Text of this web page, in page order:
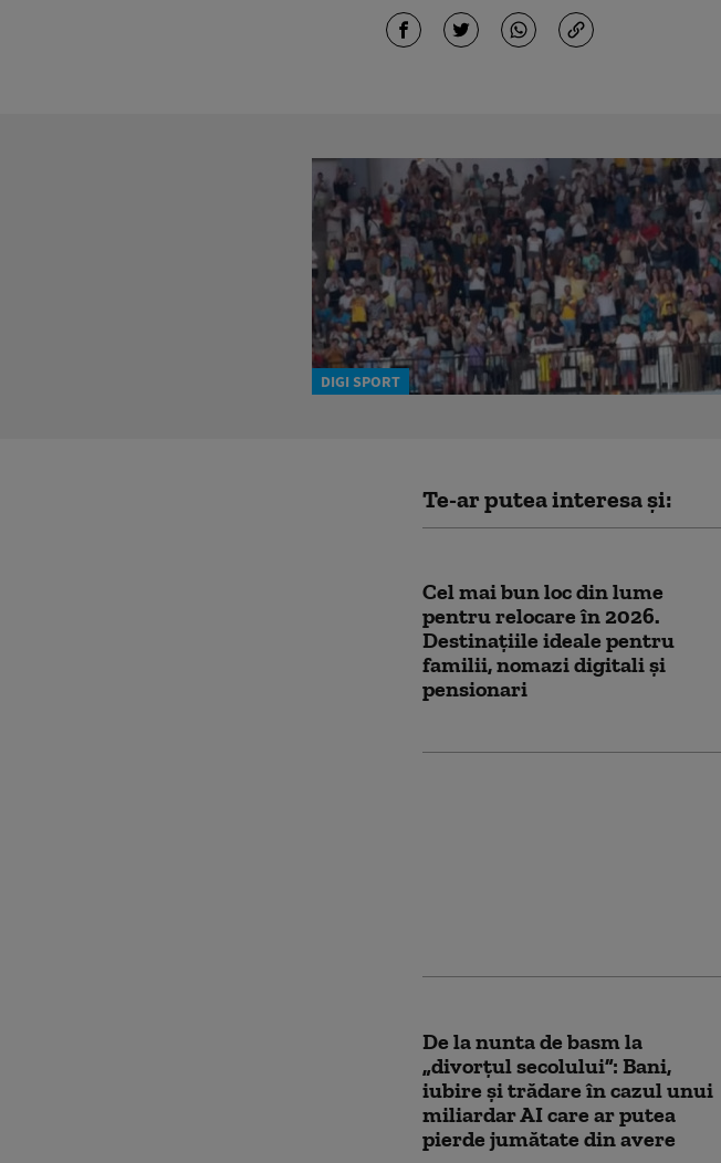
DIGI SPORT
Te-ar putea interesa și:
Cel mai bun loc din lume
pentru relocare în 2026.
Destinațiile ideale pentru
familii, nomazi digitali și
pensionari
De la nunta de basm la
„divorțul secolului”: Bani,
iubire și trădare în cazul unui
miliardar AI care ar putea
pierde jumătate din avere